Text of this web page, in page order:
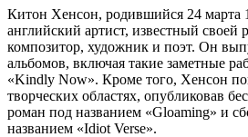
Китон Хенсон, родившийся 24 марта
английский артист, известный своей
композитор, художник и поэт. Он
альбомов, включая такие заметные
«Kindly Now». Кроме того, Хенсон
творческих областях, опубликовав
роман под названием «Gloaming» и
названием «Idiot Verse».